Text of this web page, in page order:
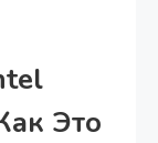
Это